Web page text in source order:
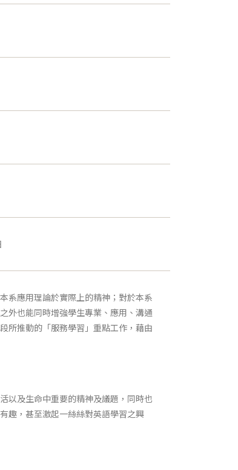
系應用理論於實際上的精神；對於本系
外也能同時增強學生專業、應用、溝通
所推動的「服務學習」重點工作，藉由
以及生命中重要的精神及議題，同時也
趣，甚至激起一絲絲對英語學習之興